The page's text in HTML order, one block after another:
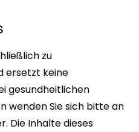
zu
ersetzt keine
gesundheitlichen
wenden Sie sich bitte an
Die Inhalte dieses